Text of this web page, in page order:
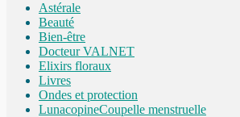
Astérale
Beauté
Bien-être
Docteur VALNET
Elixirs floraux
Livres
Ondes et protection
LunacopineCoupelle menstruelle